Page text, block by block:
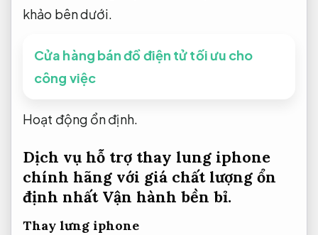
khảo bên dưới.
Cửa hàng bán đồ điện tử tối ưu cho
công việc
Hoạt động ổn định.
Dịch vụ hỗ trợ thay lung iphone
chính hãng với giá chất lượng ổn
định nhất Vận hành bền bỉ.
Thay lưng iphone